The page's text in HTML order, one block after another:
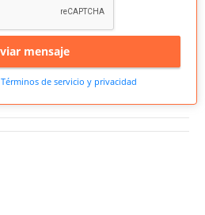
mensaje
Términos de servicio y privacidad